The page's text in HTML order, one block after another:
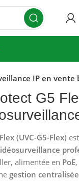
IP en vente
G5
(UVC-G5-Flex)
alimentée en PoE
gestion centralisée